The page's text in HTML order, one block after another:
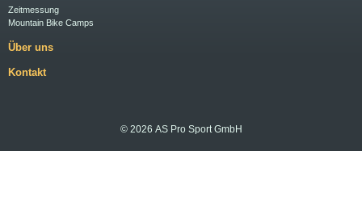
Zeitmessung
Mountain Bike Camps
Über uns
Kontakt
© 2026 AS Pro Sport GmbH